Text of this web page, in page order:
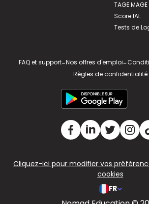
TAGE MAGE
Score IAE
Tests de
FAQ et support-Nos offres d'emploi-
Règles de confidentialité
Cliquez-ici pour modifier vos
cookies
FR